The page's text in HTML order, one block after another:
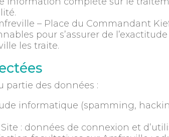
– Place du Commandant
pour s’assurer de
les traite.
partie des données :
informatique (spamming,
: données de connexion et